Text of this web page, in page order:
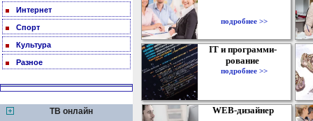
Интернет
Спорт
Культура
Разное
ТВ онлайн
подробнее >>
IT и программи-
рование
подробнее >>
WEB-дизайнер